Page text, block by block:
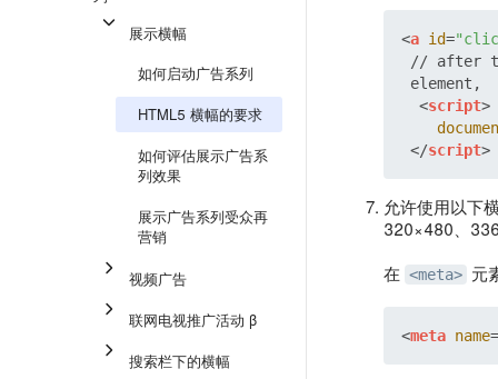
展示横幅
如何启动广告系列
HTML5 横幅的要求
如何评估展示广告系
列效果
展示广告系列受众再
营销
视频广告
联网电视推广活动 β
搜索栏下的横幅
<a id=
// after
<script>
</script>
允许使用以下
320×480、
在 <meta> 元
<meta name=